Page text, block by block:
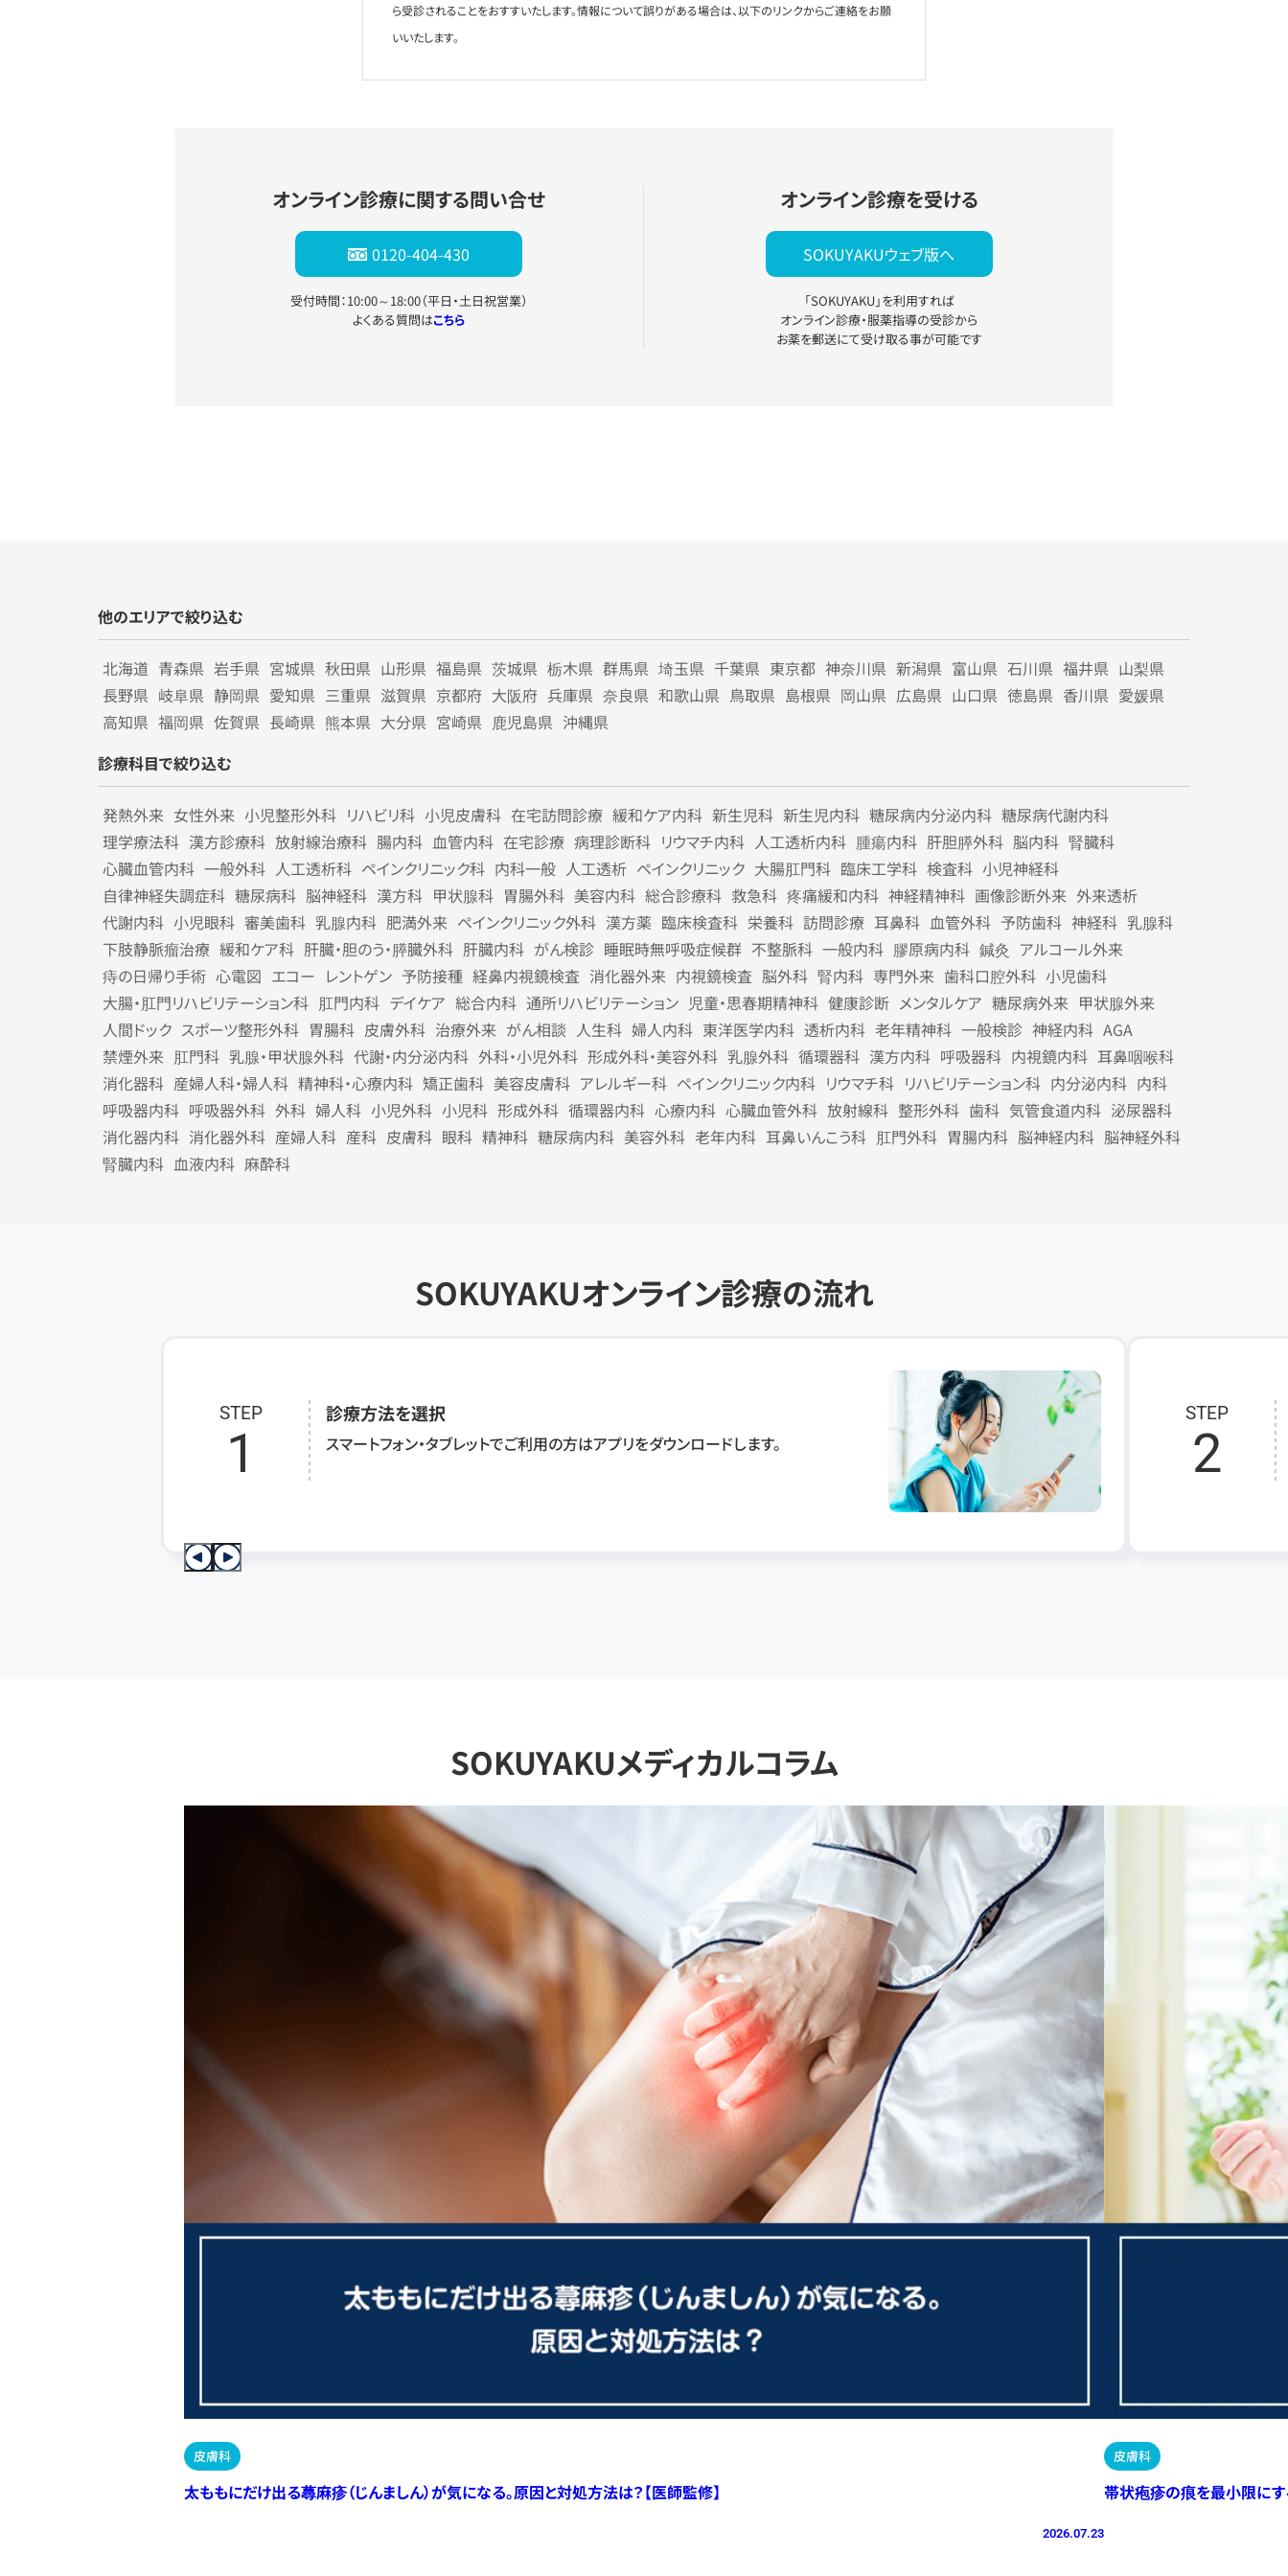
ら受診されることをおすすいたします。情報について誤りがある場合は、以下のリンクからご連絡をお願
いいたします。
オンライン診療に関する問い合せ
0120-404-430
受付時間：10:00～18:00（平日・土日祝営業）
よくある質問はこちら
オンライン診療を受ける
SOKUYAKUウェブ版へ
「SOKUYAKU」を利用すれば
オンライン診療・服薬指導の受診から
お薬を郵送にて受け取る事が可能です
他のエリアで絞り込む
北海道 青森県 岩手県 宮城県 秋田県 山形県 福島県 茨城県 栃木県 群馬県 埼玉県 千葉県 東京都 神奈川県 新潟県 富山県 石川県 福井県 山梨県
長野県 岐阜県 静岡県 愛知県 三重県 滋賀県 京都府 大阪府 兵庫県 奈良県 和歌山県 鳥取県 島根県 岡山県 広島県 山口県 徳島県 香川県 愛媛県
高知県 福岡県 佐賀県 長崎県 熊本県 大分県 宮崎県 鹿児島県 沖縄県
診療科目で絞り込む
発熱外来 女性外来 小児整形外科 リハビリ科 小児皮膚科 在宅訪問診療 緩和ケア内科 新生児科 新生児内科 糖尿病内分泌内科 糖尿病代謝内科
理学療法科 漢方診療科 放射線治療科 腸内科 血管内科 在宅診療 病理診断科 リウマチ内科 人工透析内科 腫瘍内科 肝胆膵外科 脳内科 腎臓科
心臓血管内科 一般外科 人工透析科 ペインクリニック科 内科一般 人工透析 ペインクリニック 大腸肛門科 臨床工学科 検査科 小児神経科
自律神経失調症科 糖尿病科 脳神経科 漢方科 甲状腺科 胃腸外科 美容内科 総合診療科 救急科 疼痛緩和内科 神経精神科 画像診断外来 外来透析
代謝内科 小児眼科 審美歯科 乳腺内科 肥満外来 ペインクリニック外科 漢方薬 臨床検査科 栄養科 訪問診療 耳鼻科 血管外科 予防歯科 神経科 乳腺科
下肢静脈瘤治療 緩和ケア科 肝臓・胆のう・膵臓外科 肝臓内科 がん検診 睡眠時無呼吸症候群 不整脈科 一般内科 膠原病内科 鍼灸 アルコール外来
痔の日帰り手術 心電図 エコー レントゲン 予防接種 経鼻内視鏡検査 消化器外来 内視鏡検査 脳外科 腎内科 専門外来 歯科口腔外科 小児歯科
大腸・肛門リハビリテーション科 肛門内科 デイケア 総合内科 通所リハビリテーション 児童・思春期精神科 健康診断 メンタルケア 糖尿病外来 甲状腺外来
人間ドック スポーツ整形外科 胃腸科 皮膚外科 治療外来 がん相談 人生科 婦人内科 東洋医学内科 透析内科 老年精神科 一般検診 神経内科 AGA
禁煙外来 肛門科 乳腺・甲状腺外科 代謝・内分泌内科 外科・小児外科 形成外科・美容外科 乳腺外科 循環器科 漢方内科 呼吸器科 内視鏡内科 耳鼻咽喉科
消化器科 産婦人科・婦人科 精神科・心療内科 矯正歯科 美容皮膚科 アレルギー科 ペインクリニック内科 リウマチ科 リハビリテーション科 内分泌内科 内科
呼吸器内科 呼吸器外科 外科 婦人科 小児外科 小児科 形成外科 循環器内科 心療内科 心臓血管外科 放射線科 整形外科 歯科 気管食道内科 泌尿器科
消化器内科 消化器外科 産婦人科 産科 皮膚科 眼科 精神科 糖尿病内科 美容外科 老年内科 耳鼻いんこう科 肛門外科 胃腸内科 脳神経内科 脳神経外科
腎臓内科 血液内科 麻酔科
SOKUYAKUオンライン診療の流れ
STEP
1
診療方法を選択
スマートフォン・タブレットでご利用の方はアプリをダウンロードします。
STEP
2
SOKUYAKUメディカルコラム
皮膚科
太ももにだけ出る蕁麻疹（じんましん）が気になる。原因と対処方法は？【医師監修】
2026.07.23
皮膚科
帯状疱疹の痕を最小限にす